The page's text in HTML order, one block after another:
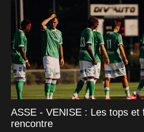
ASSE - VENISE : Les tops et
rencontre